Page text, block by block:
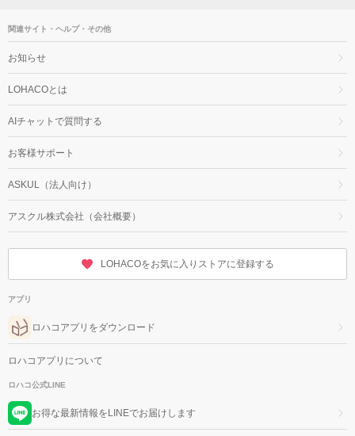
関連サイト・ヘルプ・その他
お知らせ
LOHACOとは
AIチャットで質問する
お客様サポート
ASKUL（法人向け）
アスクル株式会社（会社概要）
LOHACOをお気に入りストアに登録する
アプリ
ロハコアプリをダウンロード
ロハコアプリについて
ロハコ公式LINE
お得な最新情報をLINEでお届けします